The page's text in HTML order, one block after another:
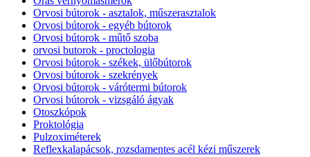
Orvosi bútorok - asztalok, műszerasztalok
Orvosi bútorok - egyéb bútorok
Orvosi bútorok - műtő szoba
orvosi butorok - proctologia
Orvosi bútorok - székek, ülőbútorok
Orvosi bútorok - szekrények
Orvosi bútorok - várótermi bútorok
Orvosi bútorok - vizsgáló ágyak
Otoszkópok
Proktológia
Pulzoximéterek
Reflexkalapácsok, rozsdamentes acél kézi műszerek